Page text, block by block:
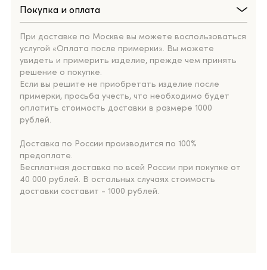
Покупка и оплата
При доставке по Москве вы можете воспользоваться
услугой «Оплата после примерки». Вы можете
увидеть и примерить изделие, прежде чем принять
решение о покупке.
Если вы решите не приобретать изделие после
примерки, просьба учесть, что необходимо будет
оплатить стоимость доставки в размере 1000
рублей.
Доставка по России производится по 100%
предоплате.
Бесплатная доставка по всей России при покупке от
40 000 рублей. В остальных случаях стоимость
доставки составит - 1000 рублей.